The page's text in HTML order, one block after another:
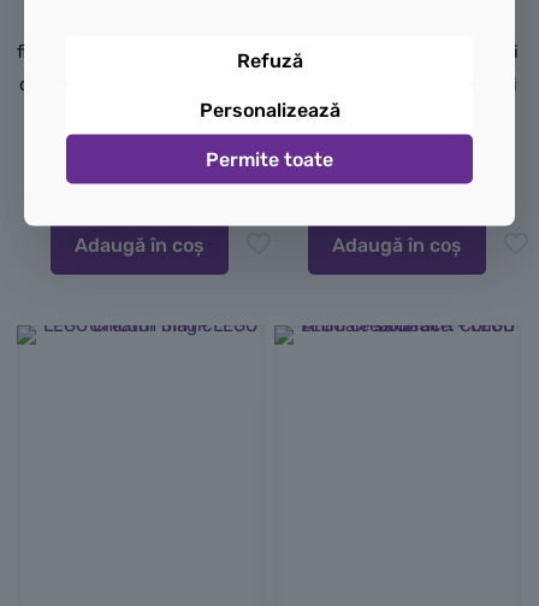
figurine animale din acest set
de jucării care se transformă
sunt cadouri creative și
distractive pentru copii.
195,00lei
Adaugă în coș
reprezintă minunate cadouri
creative pe tema spațiului și
sunt însoțite de suporturi
200,00lei
Adaugă în coș
Refuză
Personalizează
Permite toate